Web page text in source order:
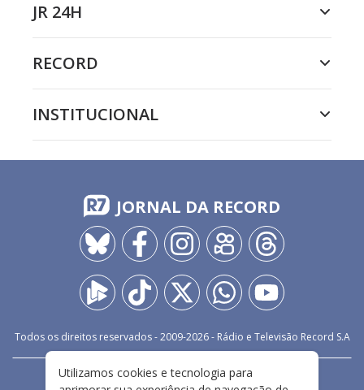
JR 24H
RECORD
INSTITUCIONAL
JORNAL DA RECORD
Todos os direitos reservados - 2009-2026- Rádio e Televisão Record S.A
FALE CONOSCO PRIVACIDADE
Utilizamos cookies e tecnologia para